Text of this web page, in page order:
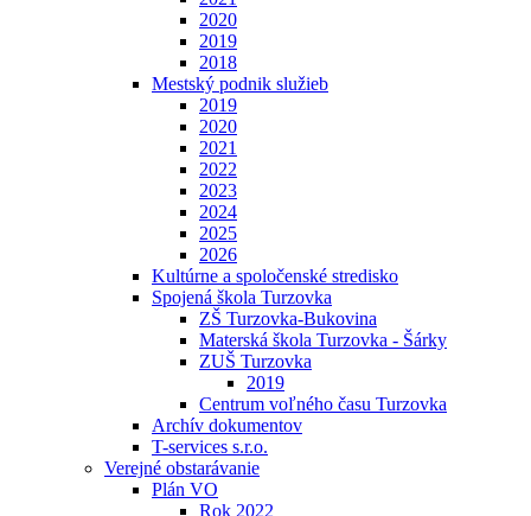
2020
2019
2018
Mestský podnik služieb
2019
2020
2021
2022
2023
2024
2025
2026
Kultúrne a spoločenské stredisko
Spojená škola Turzovka
ZŠ Turzovka-Bukovina
Materská škola Turzovka - Šárky
ZUŠ Turzovka
2019
Centrum voľného času Turzovka
Archív dokumentov
T-services s.r.o.
Verejné obstarávanie
Plán VO
Rok 2022